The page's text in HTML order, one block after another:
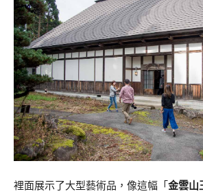
裡面展示了大型藝術品，像這幅「 金雲山